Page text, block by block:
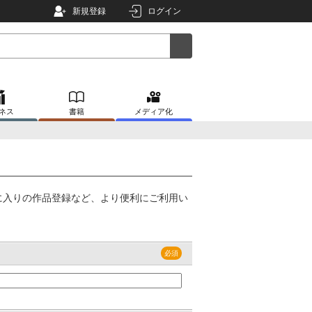
新規登録 ログイン
ス 書籍 メディア化
りの作品登録など、より便利にご利用い